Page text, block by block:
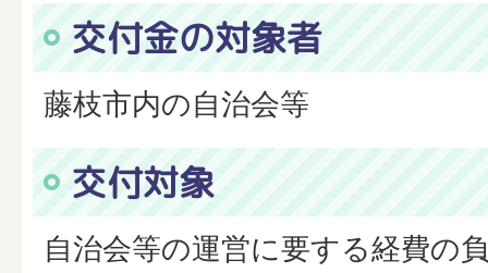
交付金の対象者
藤枝市内の自治会等
交付対象
自治会等の運営に要する経費の